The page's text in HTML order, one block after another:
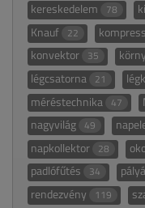
kereskedelem 78
Knauf 22
konvektor 35
légcsatorna 21
méréstechnika 47
nagyvilág 49
napkollektor 28
padlófűtés 34
rendezvény 119